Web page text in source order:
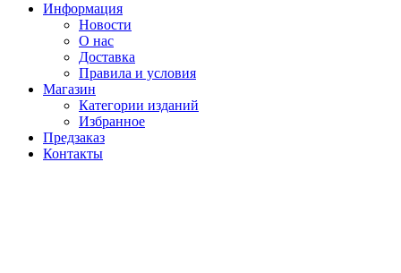
Информация
Новости
О нас
Доставка
Правила и условия
Магазин
Категории изданий
Избранное
Предзаказ
Контакты